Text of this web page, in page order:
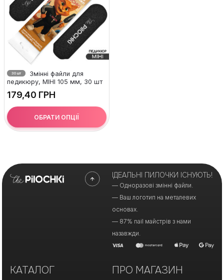
30 шт
Змінні файли для
педикюру, МІНІ 105 мм, 30 шт
ГРН
ОБРАТИ ОПЦІЇ
ІДЕАЛЬНІ ПИЛОЧКИ ІСНУЮТЬ!
— Одноразові змінні файли.
— Ваш логотип на металевих
основах.
— 87% nail майстрів з нами
назавжди.
КАТАЛОГ ПРО МАГАЗИН